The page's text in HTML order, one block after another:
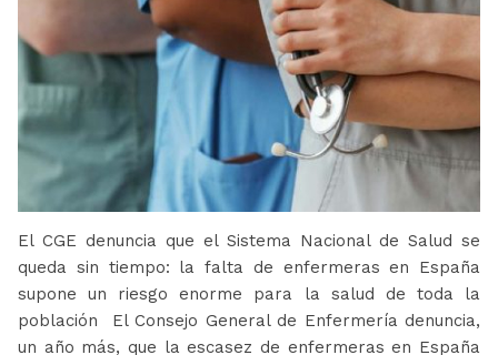
El CGE denuncia que el Sistema Nacional de Salud se
queda sin tiempo: la falta de enfermeras en España
supone un riesgo enorme para la salud de toda la
población El Consejo General de Enfermería denuncia,
un año más, que la escasez de enfermeras en España